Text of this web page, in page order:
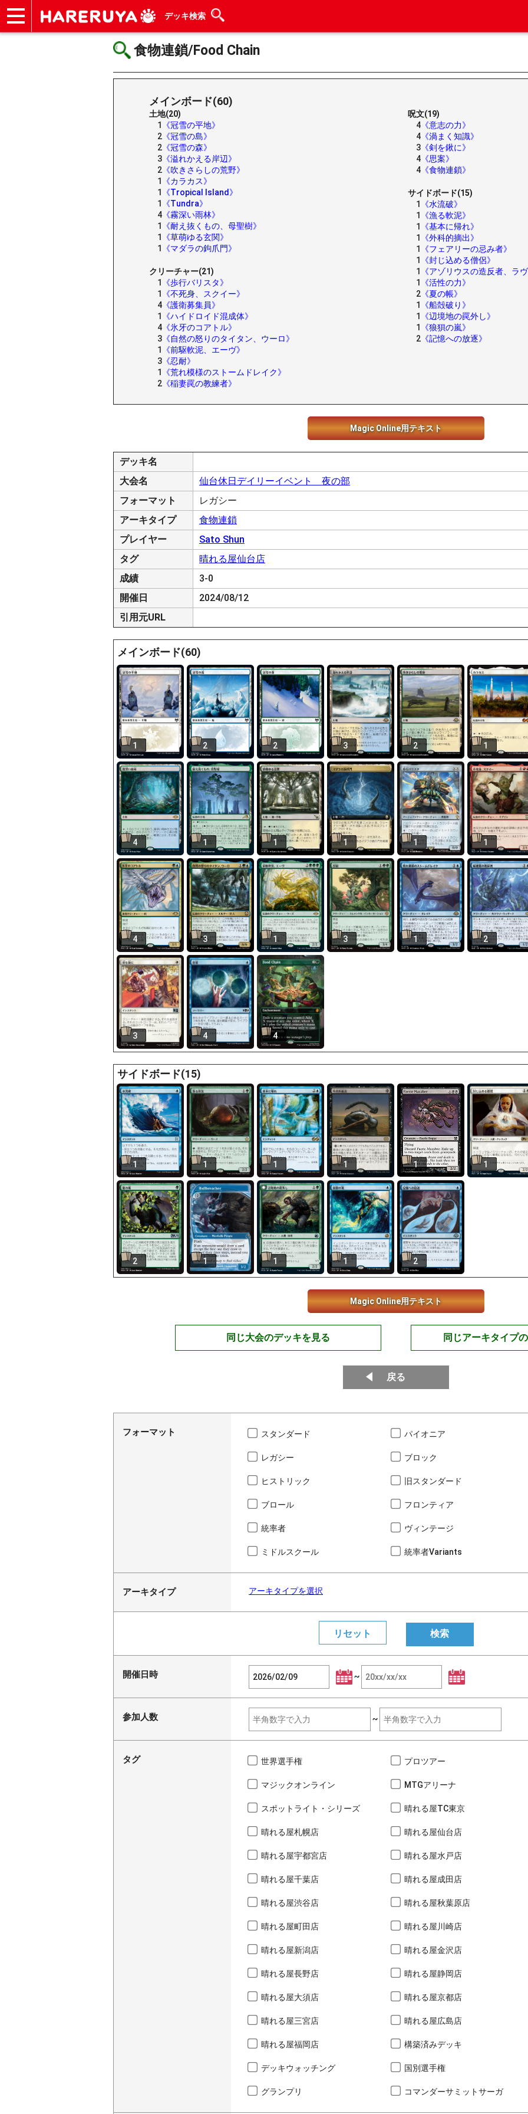
デッキ検索
食物連鎖/Food Chain
メインボード(60)
土地(20)
1
《冠雪の平地》
2 《冠雪の島》
2 《冠雪の森》
3 《溢れかえる岸辺》
2 《吹きさらしの荒野》
1
《カラカス》
1
《Tropical Island》
1
《Tundra》
4 《霧深い雨林》
1
《耐え抜くもの、母聖樹》
1
《草萌ゆる玄関》
1
《マダラの鉤爪門》
クリーチャー(21)
1
《歩行バリスタ》
1
《不死身、スクイー》
4 《護衛募集員》
1
《ハイドロイド混成体》
4 《氷牙のコアトル》
3 《自然の怒りのタイタン、ウーロ》
1
《前駆軟泥、エーヴ》
3 《忍耐》
1
《荒れ模様のストームドレイク》
2 《稲妻罠の教練者》
呪文(19)
4 《意志の力》
4 《渦まく知識》
3 《剣を鍬に》
4 《思案》
4 《食物連鎖》
サイドボード(15)
1
《水流破》
1
《漁る軟泥》
1
《基本に帰れ》
1
《外科的摘出》
1
《フェアリーの忌み者》
1
《封じ込める僧侶》
1
《アゾリウスの造反者、ラ
1
《活性の力》
2 《夏の帳》
1
《船殻破り》
1
《辺境地の罠外し》
1
《狼狽の嵐》
2 《記憶への放逐》
Magic Online用テキスト
デッキ名
大会名
仙台休日デイリーイベント 夜の部
フォーマット
レガシー
アーキタイプ
食物連鎖
プレイヤー
Sato Shun
タグ
晴れる屋仙台店
成績
3-0
開催日
2024/08/12
引用元URL
メインボード(60)
1 2 2 3 2 1
4 1 1 1 1 1
4 3 1 3 1 2
3 4 4
サイドボード(15)
1 1 1 1 1 1
2 1 1 1 2
Magic Online用テキスト
同じ大会のデッキを見る 同じアーキタイプ
戻る
フォーマット スタンダード パイオニア
レガシー ブロック
ヒストリック 旧スタンダード
ブロール フロンティア
統率者 ヴィンテージ
ミドルスクール 統率者Variants
アーキタイプ アーキタイプを選択
開催日時 ~
参加人数 ~
タグ 世界選手権 プロツアー
マジックオンライン MTGアリーナ
スポットライト・シリーズ 晴れる屋TC東京
晴れる屋札幌店 晴れる屋仙台店
晴れる屋宇都宮店 晴れる屋水戸店
晴れる屋千葉店 晴れる屋成田店
晴れる屋渋谷店 晴れる屋秋葉原店
晴れる屋町田店 晴れる屋川崎店
晴れる屋新潟店 晴れる屋金沢店
晴れる屋長野店 晴れる屋静岡店
晴れる屋大須店 晴れる屋京都店
晴れる屋三宮店 晴れる屋広島店
晴れる屋福岡店 構築済みデッキ
デッキウォッチング 国別選手権
グランプリ コマンダーサミットサーガ